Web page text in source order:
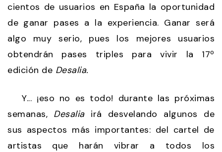
cientos de usuarios en España la oportunidad
de ganar pases a la experiencia. Ganar será
algo muy serio, pues los mejores usuarios
obtendrán pases triples para vivir la 17º
edición de Desalia.
Y... ¡eso no es todo! durante las próximas
semanas, Desaliairá desvelando algunos de
sus aspectos más importantes: del cartel de
artistas que harán vibrar a todos los